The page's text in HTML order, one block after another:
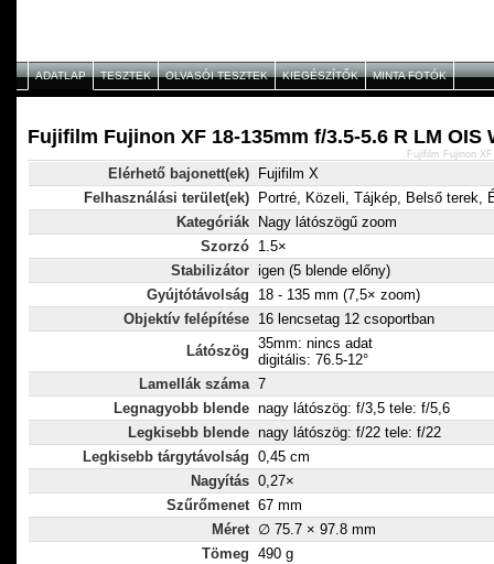
ADATLAP TESZTEK OLVASÓI TESZTEK KIEGÉSZÍTŐK MINTA FOTÓK
Fujifilm Fujinon XF 18-135mm f/3.5-5.6 R LM OIS
Elérhető bajonett(ek)
Fujifilm X
Felhasználási terület(ek)
Portré, Közeli, Tájkép, Belső terek,
Kategóriák
Nagy látószögű zoom
Szorzó 1.5×
Stabilizátor igen (5 blende előny)
Gyújtótávolság
18 - 135 mm (7,5× zoom)
Objektív felépítése 16 lencsetag 12 csoportban
Látószög 35mm: nincs adat
digitális: 76.5-12°
Lamellák száma 7
Legnagyobb blende nagy látószög: f/3,5 tele: f/5,6
Legkisebb blende nagy látószög: f/22 tele: f/22
Legkisebb tárgytávolság 0,45 cm
Nagyítás 0,27×
Szűrőmenet 67 mm
Méret ∅ 75.7 × 97.8 mm
Tömeg 490 g
Fujifilm Fujinon